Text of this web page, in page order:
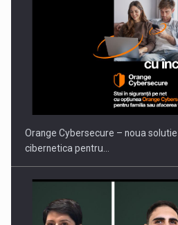
Orange Cybersecure – noua
cibernetica pentru…